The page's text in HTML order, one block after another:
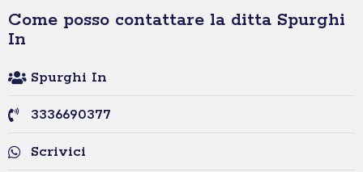
Come posso contattare la ditta Spurghi
In
Spurghi In
3336690377
Scrivici